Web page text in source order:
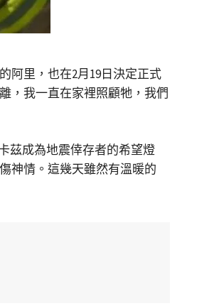
阿里，也在2月19日決定正式
，我一直在家裡照顧牠，我們
茲成為地震倖存者的希望燈
神情。這幾天雖然有溫暖的